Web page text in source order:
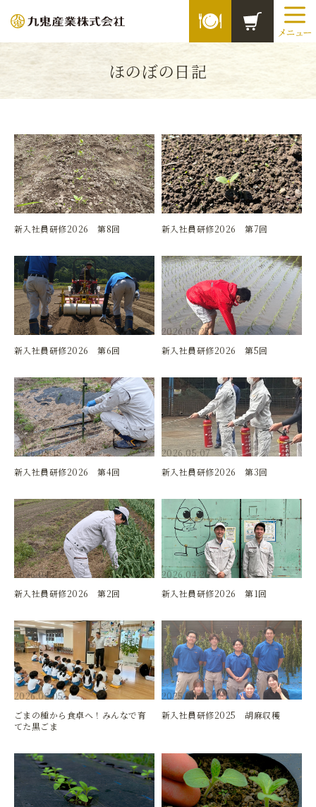
ほのぼの日記
2026.06.15
新入社員研修2026 第8回
2026.06.08
新入社員研修2026 第7回
2026.06.01
新入社員研修2026 第6回
2026.05.25
新入社員研修2026 第5回
2026.05.18
新入社員研修2026 第4回
2026.05.07
新入社員研修2026 第3回
2026.04.27
新入社員研修2026 第2回
2026.04.20
新入社員研修2026 第1回
2026.02.05
ごまの種から食卓へ！みんなで育
てた黒ごま
2025.08.25
新入社員研修2025 胡麻収穫